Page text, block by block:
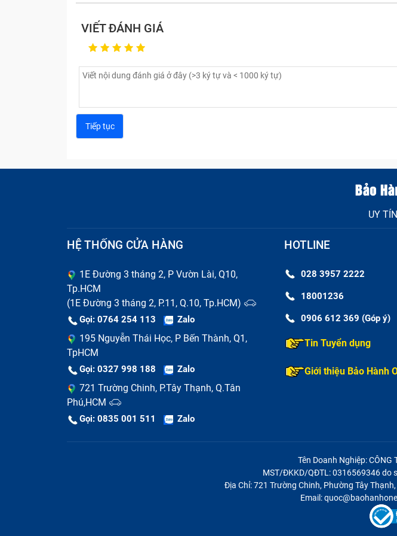
Nhảy ký tự hoặc gõ sai phím
Kẹt phím: Khi bấm phím không trở lại vị trí ban đầu, thường do bụi
lò xo bên dưới phím bị hỏng.
Phím bị mòn hoặc mất: Sau thời gian dài sử dụng, các ký tự có thể bị
Dấu hiệu khác:
VIẾT ĐÁNH GIÁ
UY
HỆ THỐNG CỬA HÀNG
1E Đường 3 tháng 2, P Vườn Lài, Q10,
Tp.HCM
(1E Đường 3 tháng 2, P.11, Q.10, Tp.HCM)
Gọi: 0764 254 113 Zalo
195 Nguyễn Thái Học, P Bến Thành, Q1,
TpHCM
Gọi: 0327 998 188 Zalo
721 Trường Chinh, P.Tây Thạnh, Q.Tân
Phú,HCM
Gọi: 0835 001 511 Zalo
HOTLINE
028 3957 2222
18001236
0906 612 369 (Góp ý)
Tin Tuyển dụng
Giới thiệu Bảo Hành
Tên Doanh Nghiệp: CÔNG
MST/ĐKKD/QĐTL: 0316569346 do
Địa Chỉ: 721 Trường Chinh, Phường Tây
Email: